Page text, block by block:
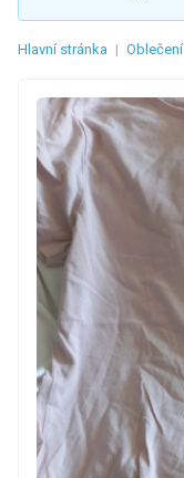
Hlavní stránka | Oblečení